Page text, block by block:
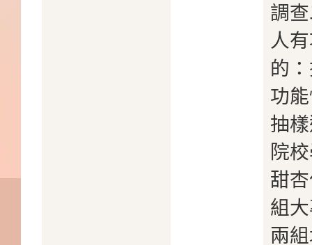
調
人
的
功
抽
院
甜
組
兩